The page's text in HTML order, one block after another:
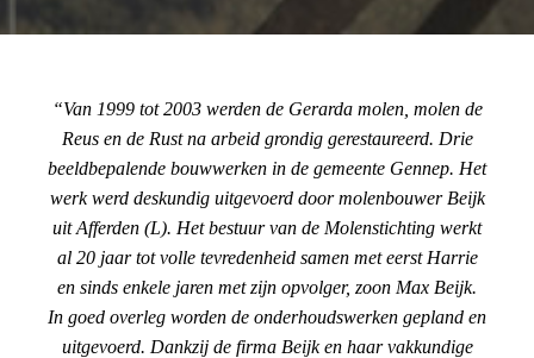
Van 1999 tot 2003 werden de Gerarda molen, molen de
Reus en de Rust na arbeid grondig gerestaureerd. Drie
beeldbepalende bouwwerken in de gemeente Gennep. Het
werk werd deskundig uitgevoerd door molenbouwer Beijk
uit Afferden (L). Het bestuur van de Molenstichting werkt
al 20 jaar tot volle tevredenheid samen met eerst Harrie
en sinds enkele jaren met zijn opvolger, zoon Max Beijk.
In goed overleg worden de onderhoudswerken gepland en
uitgevoerd. Dankzij de firma Beijk en haar vakkundige